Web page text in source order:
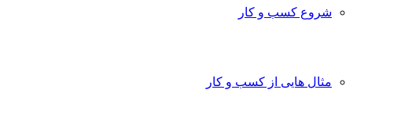
شروع کسب و کار
مثال هایی از کسب و کار